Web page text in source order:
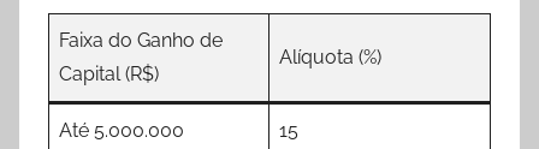
Faixa do Ganho de
Capital (R$)
Alíquota (%)
Até 5.000.000 15